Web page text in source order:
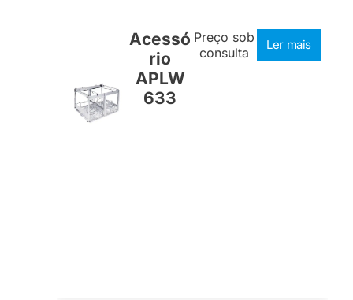
Acessó
rio
APLW
633
Preço sob
consulta
Ler mais